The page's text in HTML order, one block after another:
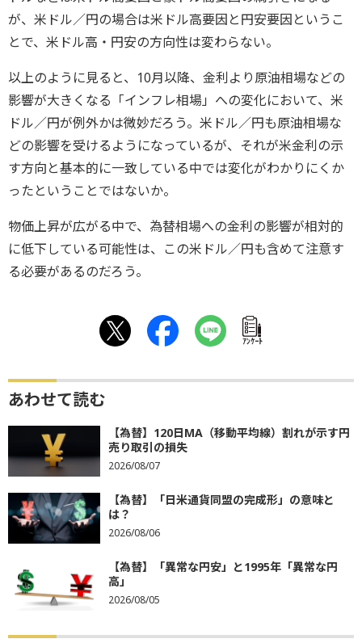
が、米ドル／円の場合は米ドル高要因と円安要因というこ
とで、米ドル高・円安の方向性は変わらない。
以上のように見ると、10月以降、金利より原油相場などの
影響が大きくなる「インフレ相場」への変化において、米
ドル／円が例外かは微妙だろう。米ドル／円も原油相場な
どの影響を受けるようになっているが、それが米金利の示
す方向と基本的に一致している中では変化がわかりにくか
ったということではないか。
物価上昇が広がる中で、為替相場への金利の影響が相対的
に低下している可能性は、この米ドル／円も含めて注意す
る必要があるのだろう。
ｱﾝｹｰﾄ
あわせて読む
【為替】120日MA（移動平均線）割れが示す円
売り取引の損失
2026/08/07
【為替】「日米通貨同盟の完成形」の意味と
は？
2026/08/06
【為替】「異常な円安」と1995年「異常な円
高」
2026/08/05